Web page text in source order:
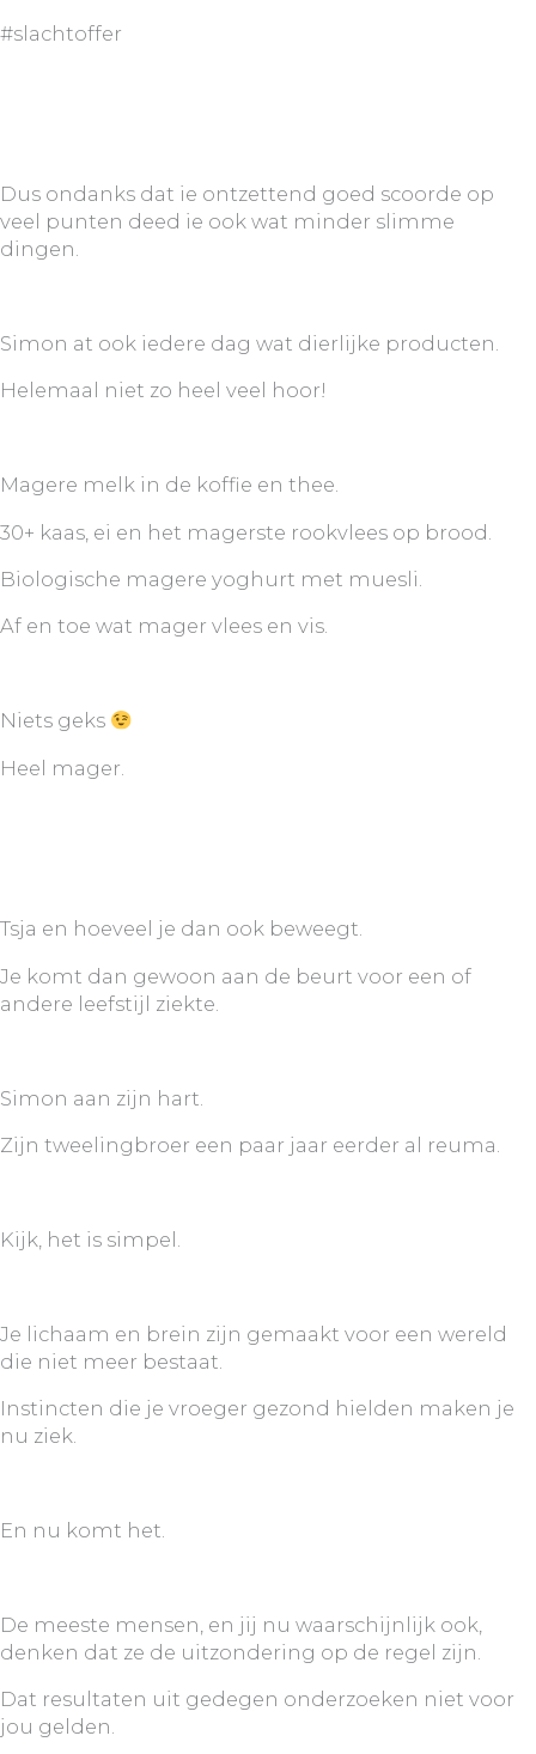
#slachtoffer
Dus ondanks dat ie ontzettend goed scoorde op
veel punten deed ie ook wat minder slimme
dingen.
Simon at ook iedere dag wat dierlijke producten.
Helemaal niet zo heel veel hoor!
Magere melk in de koffie en thee.
30+ kaas, ei en het magerste rookvlees op brood.
Biologische magere yoghurt met muesli.
Af en toe wat mager vlees en vis.
Niets geks
Heel mager.
Tsja en hoeveel je dan ook beweegt.
Je komt dan gewoon aan de beurt voor een of
andere leefstijl ziekte.
Simon aan zijn hart.
Zijn tweelingbroer een paar jaar eerder al reuma.
Kijk, het is simpel.
Je lichaam en brein zijn gemaakt voor een wereld
die niet meer bestaat.
Instincten die je vroeger gezond hielden maken je
nu ziek.
En nu komt het.
De meeste mensen, en jij nu waarschijnlijk ook,
denken dat ze de uitzondering op de regel zijn.
Dat resultaten uit gedegen onderzoeken niet voor
jou gelden.